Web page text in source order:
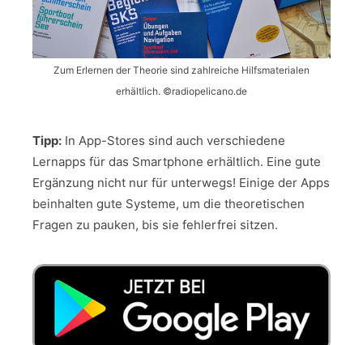
Zum Erlernen der Theorie sind zahlreiche Hilfsmaterialen
erhältlich. ©radiopelicano.de
Tipp: In App-Stores sind auch verschiedene
Lernapps für das Smartphone erhältlich. Eine gute
Ergänzung nicht nur für unterwegs! Einige der Apps
beinhalten gute Systeme, um die theoretischen
Fragen zu pauken, bis sie fehlerfrei sitzen.